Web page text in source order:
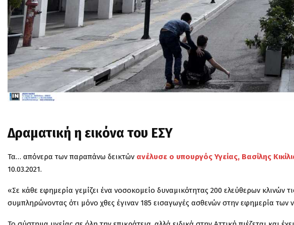
Δραματική η εικόνα του ΕΣΥ
Τα… απόνερα των παραπάνω δεικτών ανέλυσε ο υπουργός Υγείας, Βασίλης
10.03.2021.
«Σε κάθε εφημερία γεμίζει ένα νοσοκομείο δυναμικότητας 200 ελεύθερων κλινών
συμπληρώνοντας ότι μόνο χθες έγιναν 185 εισαγωγές ασθενών στην εφημερία των